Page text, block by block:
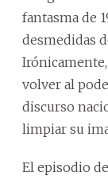
fantasma de
desmedidas
volver al
discurso
limpiar su
El episodio